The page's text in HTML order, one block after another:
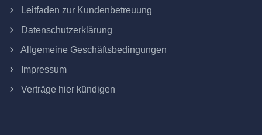
Leitfaden zur Kundenbetreuung
Datenschutzerklärung
Allgemeine Geschäftsbedingungen
Impressum
Verträge hier kündigen